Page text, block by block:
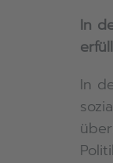
In
In